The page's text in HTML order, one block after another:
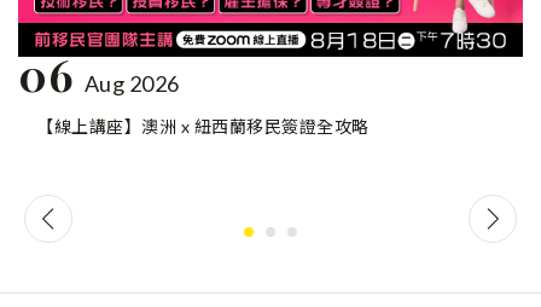
06 Aug 2026
【線上講座】澳洲 x 紐西蘭移民簽證全攻略